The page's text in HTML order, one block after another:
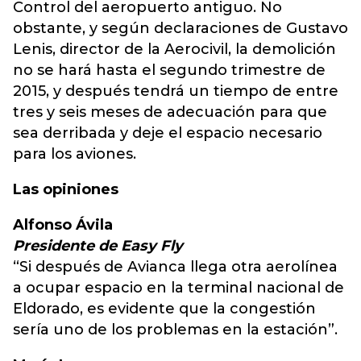
Control del aeropuerto antiguo. No
obstante, y según declaraciones de Gustavo
Lenis, director de la Aerocivil, la demolición
no se hará hasta el segundo trimestre de
2015, y después tendrá un tiempo de entre
tres y seis meses de adecuación para que
sea derribada y deje el espacio necesario
para los aviones.
Las opiniones
Alfonso Ávila
Presidente de Easy Fly
“Si después de Avianca llega otra aerolínea
a ocupar espacio en la terminal nacional de
Eldorado, es evidente que la congestión
sería uno de los problemas en la estación”.